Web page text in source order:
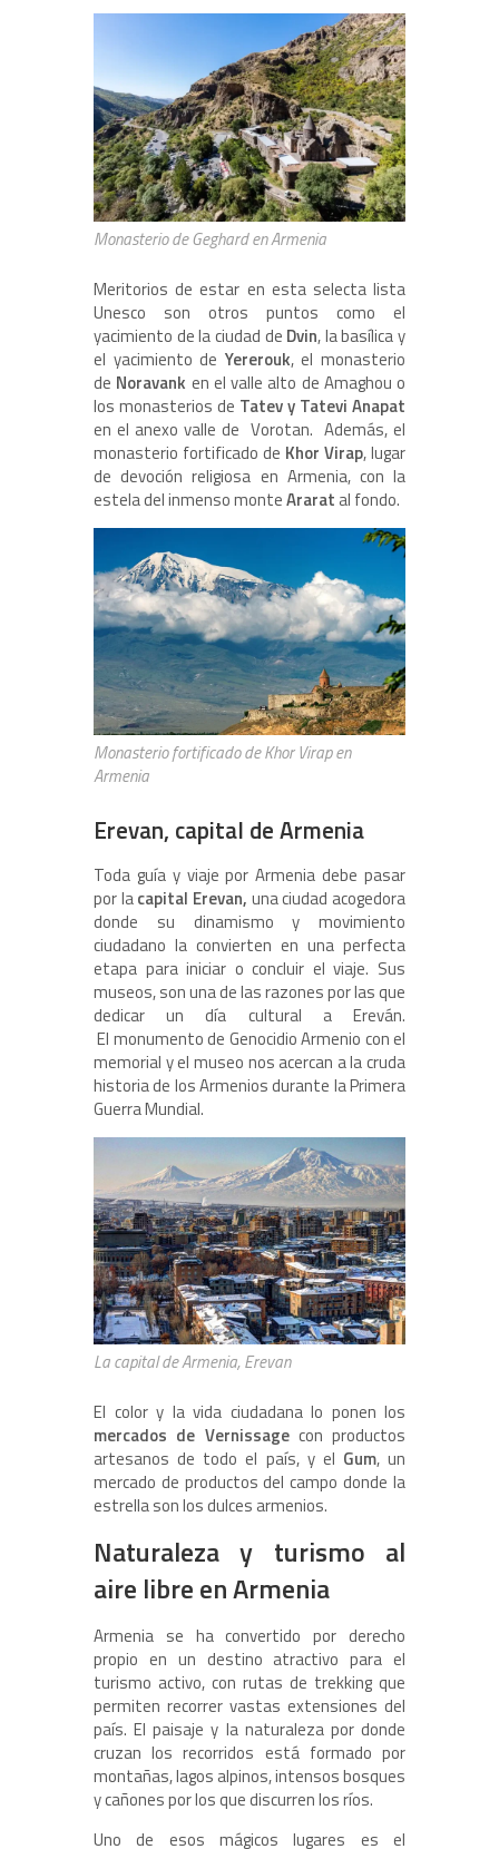
Monasterio de Geghard en Armenia
Meritorios de estar en esta selecta lista
Unesco son otros puntos como el
yacimiento de la ciudad de Dvin, la basílica y
el yacimiento de Yererouk, el monasterio
de Noravank en el valle alto de Amaghou o
los monasterios de Tatev y Tatevi Anapat
en el anexo valle de Vorotan. Además, el
monasterio fortificado de Khor Virap, lugar
de devoción religiosa en Armenia, con la
estela del inmenso monteArarat al fondo.
Monasterio fortificado de Khor Virap en
Armenia
Erevan, capital de Armenia
Toda guía y viaje por Armenia debe pasar
por lacapital Erevan, una ciudad acogedora
donde su dinamismo y movimiento
ciudadano la convierten en una perfecta
etapa para iniciar o concluir el viaje. Sus
museos, son una de las razones por las que
dedicar un día cultural a Ereván.
El monumento de Genocidio Armenio con el
memorial y el museo nos acercan a la cruda
historia de los Armenios durante la Primera
Guerra Mundial.
La capital de Armenia, Erevan
El color y la vida ciudadana lo ponen los
mercados de Vernissagecon productos
artesanos de todo el país, y el Gum, un
mercado de productos del campo donde la
estrella son los dulces armenios.
Naturaleza y turismo al
aire libre en Armenia
Armenia se ha convertido por derecho
propio en un destino atractivo para el
turismo activo, con rutas de trekking que
permiten recorrer vastas extensiones del
país. El paisaje y la naturaleza por donde
cruzan los recorridos está formado por
montañas, lagos alpinos, intensos bosques
y cañones por los que discurren los ríos.
Uno de esos mágicos lugares es el